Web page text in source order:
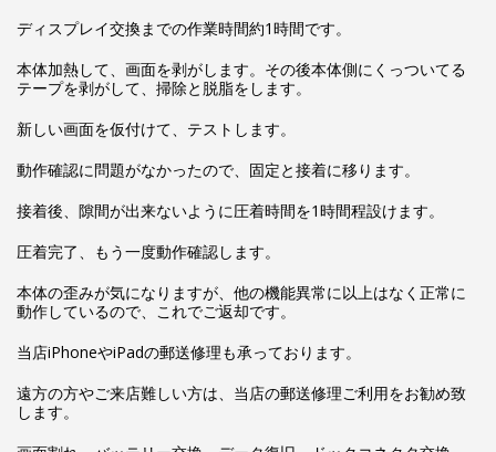
ディスプレイ交換までの作業時間約1時間です。
本体加熱して、画面を剥がします。その後本体側にくっついてる
テープを剥がして、掃除と脱脂をします。
新しい画面を仮付けて、テストします。
動作確認に問題がなかったので、固定と接着に移ります。
接着後、隙間が出来ないように圧着時間を1時間程設けます。
圧着完了、もう一度動作確認します。
本体の歪みが気になりますが、他の機能異常に以上はなく正常に
動作しているので、これでご返却です。
当店iPhoneやiPadの郵送修理も承っております。
遠方の方やご来店難しい方は、当店の郵送修理ご利用をお勧め致
します。